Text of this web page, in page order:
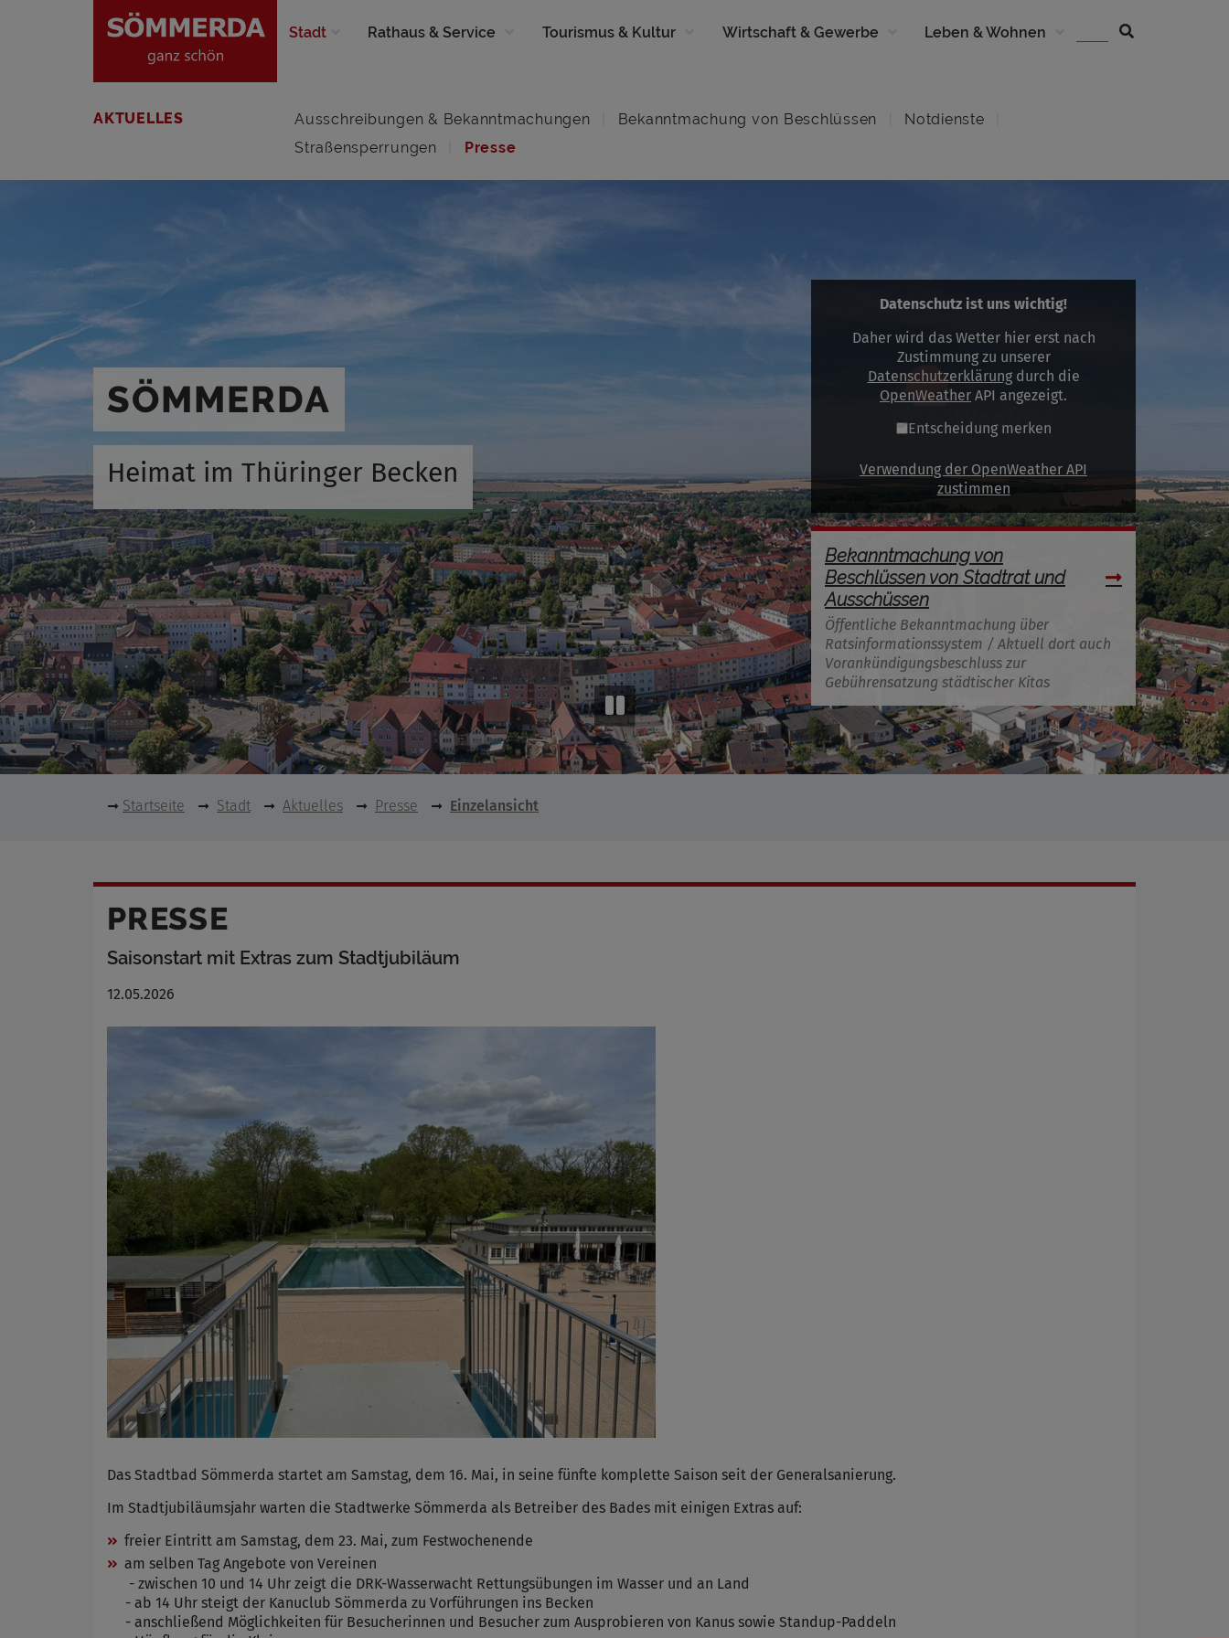
Stadt Rathaus & Service Tourismus & Kultur Wirtschaft & Gewerbe Leben & Wohnen
AKTUELLES Ausschreibungen & Bekanntmachungen Bekanntmachung von Beschlüssen
Notdienste
Straßensperrungen
Presse
SÖMMERDA
Heimat im Thüringer Becken
Datenschutz ist uns wichtig!
Daher wird das Wetter hier erst nach
Zustimmung zu unserer
Datenschutzerklärungdurch die
OpenWeather API angezeigt.
Entscheidung merken
Verwendung der OpenWeather API
zustimmen
Bekanntmachung von
Beschlüssen von Stadtrat und
Ausschüssen
Öffentliche Bekanntmachung über
Ratsinformationssystem / Aktuell dort auch
Vorankündigungsbeschluss zur
Gebührensatzung städtischer Kitas
Startseite Stadt Aktuelles Presse Einzelansicht
PRESSE
Saisonstart mit Extras zum Stadtjubiläum
12.05.2026
Das Stadtbad Sömmerda startet am Samstag, dem 16. Mai, in seine fünfte komplette Saison seit der Generalsanierung.
Im Stadtjubiläumsjahr warten die Stadtwerke Sömmerda als Betreiber des Bades mit einigen Extras auf:
freier Eintritt am Samstag, dem 23. Mai, zum Festwochenende
am selben Tag Angebote von Vereinen
- zwischen 10 und 14 Uhr zeigt die DRK-Wasserwacht Rettungsübungen im Wasser und an Land
- ab 14 Uhr steigt der Kanuclub Sömmerda zu Vorführungen ins Becken
- anschließend Möglichkeiten für Besucherinnen und Besucher zum Ausprobieren von Kanus sowie Standup-Paddeln